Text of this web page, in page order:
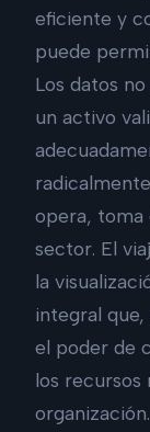
eficiente y
puede
Los datos
un activo
opera, toma
sector. El
la
integral
el poder de
los recursos
organización.